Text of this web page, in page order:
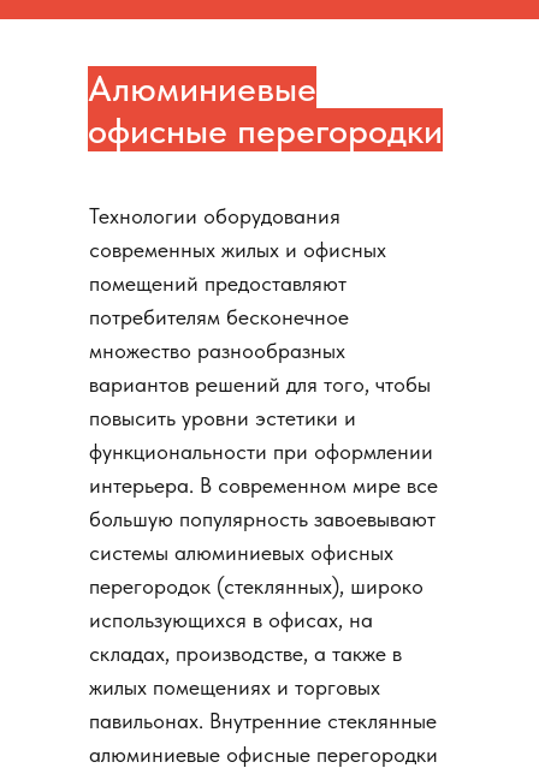
Технологии оборудования
современных жилых и офисных
помещений предоставляют
потребителям бесконечное
множество разнообразных
вариантов решений для того, чтобы
повысить уровни эстетики и
функциональности при оформлении
интерьера. В современном мире все
большую популярность завоевывают
системы алюминиевых офисных
перегородок (стеклянных), широко
использующихся в офисах, на
складах, производстве, а также в
жилых помещениях и торговых
павильонах. Внутренние стеклянные
алюминиевые офисные перегородки
Алюминиевые
офисные перегородки